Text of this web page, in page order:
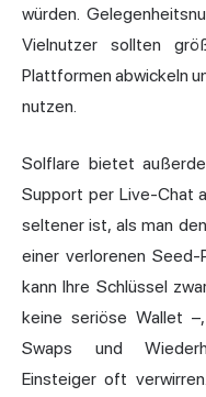
würden.
Vielnutzer sollten
Plattformen abwickeln
nutzen.
Solflare bietet
Support per Live-Chat
seltener ist, als man
einer verlorenen Seed-
kann Ihre Schlüssel
keine seriöse Wallet
Swaps und
Einsteiger oft